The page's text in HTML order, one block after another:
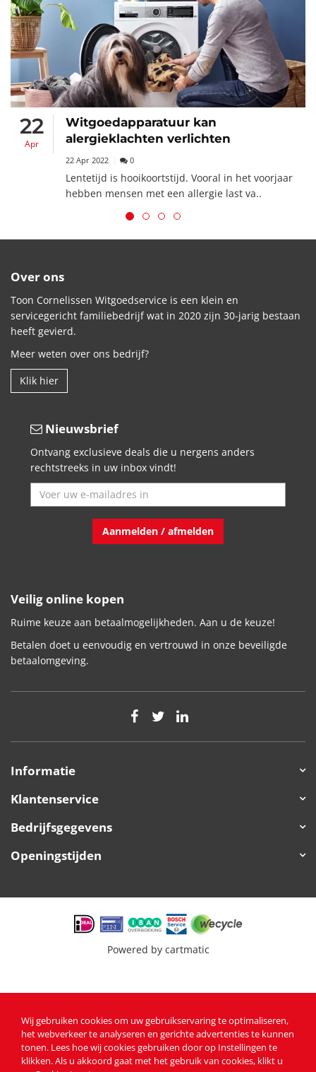
22
Apr
Witgoedapparatuur kan
alergieklachten verlichten
22 Apr 2022 0
Lentetijd is hooikoortstijd. Vooral in het voorjaar
hebben mensen met een allergie last va..
Over ons
Toon Cornelissen Witgoedservice is een klein en
servicegericht familiebedrijf wat in 2020 zijn 30-jarig bestaan
heeft gevierd.
Meer weten over ons bedrijf?
Klik hier
Nieuwsbrief
Ontvang exclusieve deals die u nergens anders
rechtstreeks in uw inbox vindt!
Aanmelden / afmelden
Veilig online kopen
Ruime keuze aan betaalmogelijkheden. Aan u de keuze!
Betalen doet u eenvoudig en vertrouwd in onze beveiligde
betaalomgeving.
Informatie
Klantenservice
Bedrijfsgegevens
Openingstijden
Powered by cartmatic
Wij gebruiken cookies om uw gebruikservaring te optimaliseren,
het webverkeer te analyseren en gerichte advertenties te kunnen
tonen. Lees hoe wij cookies gebruiken door op Instellingen te
klikken. Als u akkoord gaat met het gebruik van cookies, klikt u